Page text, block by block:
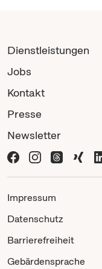
Dienstleistungen
Jobs
Kontakt
Presse
Newsletter
Impressum
Datenschutz
Barrierefreiheit
Gebärdensprache